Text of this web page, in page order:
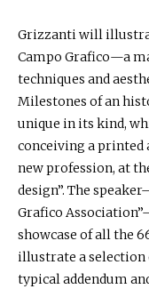
Grizzanti will
Campo Grafico—a
techniques and
Milestones of an
unique in its kind,
conceiving a
new profession, at
design”. The
Grafico
showcase of all the
illustrate a selection
typical addendum